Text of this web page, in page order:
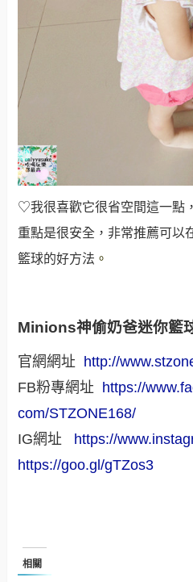
♡我很喜歡它很省空間這一點
重點是很安全，非常推薦可以
籃球的好方法 。
Minions神偷奶爸迷你籃
官網網址 http://
FB粉專網址 https://
com/STZONE168/
IG網址
https://
https://goo.gl/gTZos3
相關